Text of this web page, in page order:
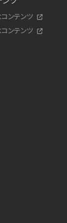
ンテンツ
ンテンツ